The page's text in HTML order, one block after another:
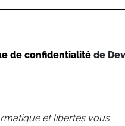
de confidentialité de
et libertés vous